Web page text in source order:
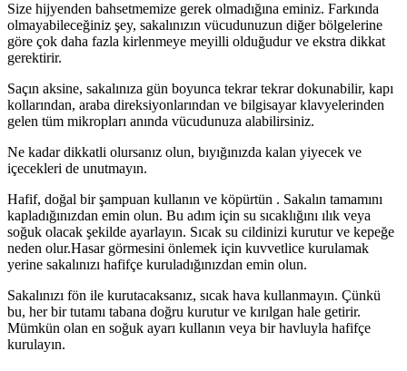
Size hijyenden bahsetmemize gerek olmadığına eminiz. Farkında
olmayabileceğiniz şey, sakalınızın vücudunuzun diğer bölgelerine
göre çok daha fazla kirlenmeye meyilli olduğudur ve ekstra dikkat
gerektirir.
Saçın aksine, sakalınıza gün boyunca tekrar tekrar dokunabilir, kapı
kollarından, araba direksiyonlarından ve bilgisayar klavyelerinden
gelen tüm mikropları anında vücudunuza alabilirsiniz.
Ne kadar dikkatli olursanız olun, bıyığınızda kalan yiyecek ve
içecekleri de unutmayın.
Hafif, doğal bir şampuan kullanın ve köpürtün . Sakalın tamamını
kapladığınızdan emin olun. Bu adım için su sıcaklığını ılık veya
soğuk olacak şekilde ayarlayın. Sıcak su cildinizi kurutur ve kepeğe
neden olur.Hasar görmesini önlemek için kuvvetlice kurulamak
yerine sakalınızı hafifçe kuruladığınızdan emin olun.
Sakalınızı fön ile kurutacaksanız, sıcak hava kullanmayın. Çünkü
bu, her bir tutamı tabana doğru kurutur ve kırılgan hale getirir.
Mümkün olan en soğuk ayarı kullanın veya bir havluyla hafifçe
kurulayın.